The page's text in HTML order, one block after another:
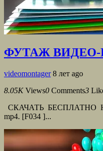
ФУТАЖ
videomontager 8 лет ago
8.05K Views0 Comments3
СКАЧАТЬ БЕСПЛАТНО
mp4. [F034 ]...